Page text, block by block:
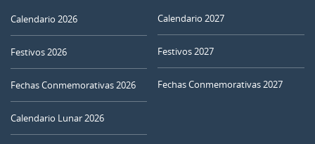
Calendario 2026
Festivos 2026
Fechas Conmemorativas 2026
Calendario Lunar 2026
Calendario 2027
Festivos 2027
Fechas Conmemorativas 2027